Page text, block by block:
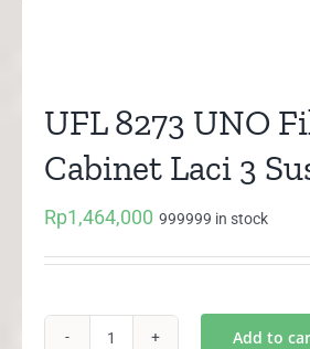
UFL 8273 UNO
Cabinet Laci 3
Rp1,464,000 999999 in stock
Add to